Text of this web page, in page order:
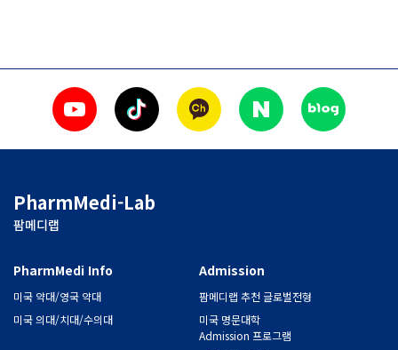
PharmMedi-Lab
팜메디랩
PharmMedi Info
미국 약대/영국 약대
미국 의대/치대/수의대
Admission
팜메디랩 추천 글로벌전형
미국 명문대학
Admission 프로그램